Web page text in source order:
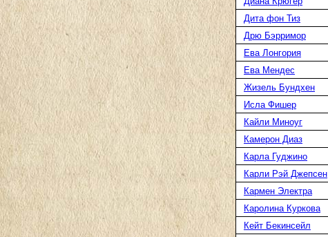
Дита фон Тиз
Дрю Бэрримор
Ева Лонгория
Ева Мендес
Жизель Бундхен
Исла Фишер
Кайли Миноуг
Камерон Диаз
Карла Гуджино
Карли Рэй Джепсен
Кармен Электра
Каролина Куркова
Кейт Бекинсейл